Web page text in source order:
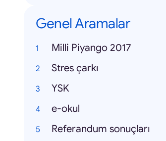
Genel Aramalar
Milli Piyango 2017
Stres çarkı
YSK
e-okul
Referandum sonuçları